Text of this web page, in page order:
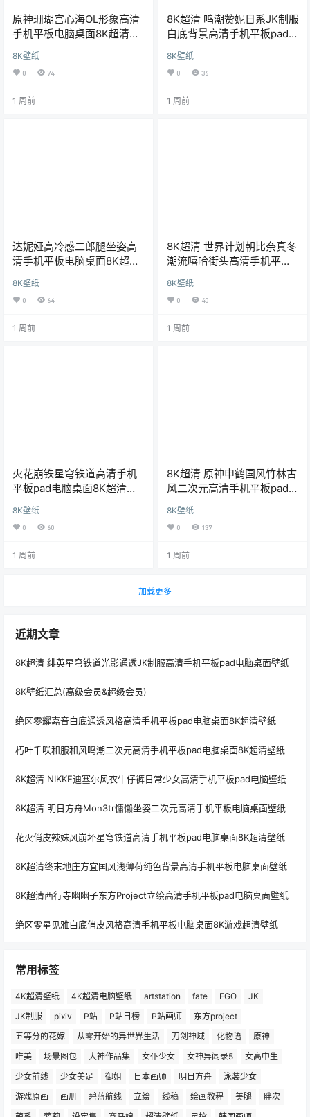
原神珊瑚宫心海OL形象高清
手机平板电脑桌面8K超清壁
纸商用海报
8K壁纸
0 74
1 周前
8K超清 鸣潮赞妮日系JK制服
白底背景高清手机平板pad电
脑桌面壁纸
8K壁纸
0 36
1 周前
达妮娅高冷感二郎腿坐姿高
清手机平板电脑桌面8K超清
鸣潮壁纸海报
8K壁纸
0 64
1 周前
8K超清 世界计划朝比奈真冬
潮流嘻哈街头高清手机平板
pad电脑壁纸
8K壁纸
0 40
1 周前
火花崩铁星穹铁道高清手机
平板pad电脑桌面8K超清壁
纸商用海报
8K壁纸
0 60
1 周前
8K超清 原神申鹤国风竹林古
风二次元高清手机平板pad电
脑桌面壁纸
8K壁纸
0 137
1 周前
加载更多
近期文章
8K超清 绯英星穹铁道光影通透JK制服高清手机平板pad电脑桌面壁纸
8K壁纸汇总(高级会员&超级会员)
绝区零耀嘉音白底通透风格高清手机平板pad电脑桌面8K超清壁纸
朽叶千咲和服和风鸣潮二次元高清手机平板pad电脑桌面8K超清壁纸
8K超清 NIKKE迪塞尔风衣牛仔裤日常少女高清手机平板pad电脑壁纸
8K超清 明日方舟Mon3tr慵懒坐姿二次元高清手机平板电脑桌面壁纸
花火俏皮辣妹风崩坏星穹铁道高清手机平板pad电脑桌面8K超清壁纸
8K超清终末地庄方宜国风浅薄荷纯色背景高清手机平板电脑桌面壁纸
8K超清西行寺幽幽子东方Project立绘高清手机平板pad电脑桌面壁纸
绝区零星见雅白底俏皮风格高清手机平板电脑桌面8K游戏超清壁纸
常用标签
4K超清壁纸 4K超清电脑壁纸 artstation fate FGO
JK
JK制服
pixiv P站 P站日榜 P站画师
东方project
五等分的花嫁
从零开始的异世界生活 刀剑神域 化物语
原神
唯美
场景图包 大神作品集 女仆少女 女神异闻录5
女高中生
少女前线
少女美足 御姐 日本画师 明日方舟
泳装少女
游戏原画
画册 碧蓝航线 立绘 线稿 绘画教程 美腿
胖次